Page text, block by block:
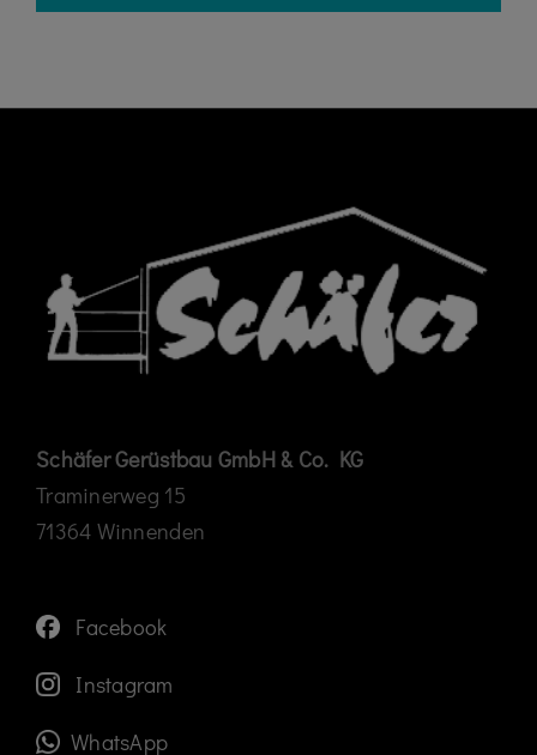
Schäfer Gerüstbau GmbH & Co. KG
Traminerweg 15
71364 Winnenden
Facebook
Instagram
WhatsApp